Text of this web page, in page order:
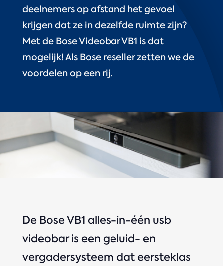
deelnemers op afstand het gevoel
krijgen dat ze in dezelfde ruimte zijn?
Met de Bose Videobar VB1 is dat
mogelijk! Als Bose reseller zetten we de
voordelen op een rij.
De Bose VB1 alles-in-één usb
videobar is een geluid- en
vergadersysteem dat eersteklas